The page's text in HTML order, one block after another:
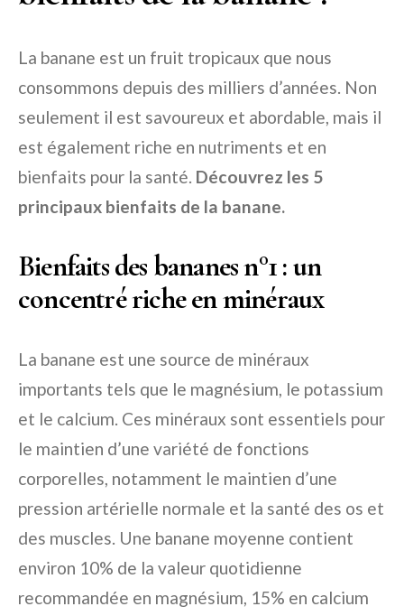
La banane est un fruit tropicaux que nous
consommons depuis des milliers d’années. Non
seulement il est savoureux et abordable, mais il
est également riche en nutriments et en
bienfaits pour la santé. Découvrez les 5
principaux bienfaits de la banane.
Bienfaits des bananes n°1 : un
concentré riche en minéraux
La banane est une source de minéraux
importants tels que le magnésium, le potassium
et le calcium. Ces minéraux sont essentiels pour
le maintien d’une variété de fonctions
corporelles, notamment le maintien d’une
pression artérielle normale et la santé des os et
des muscles. Une banane moyenne contient
environ 10% de la valeur quotidienne
recommandée en magnésium, 15% en calcium